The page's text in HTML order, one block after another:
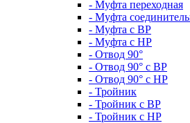
- Муфта переходная
- Муфта
- Муфта с ВР
- Муфта с НР
- Отвод 90°
- Отвод 90° с ВР
- Отвод 90° с НР
- Тройник
- Тройник с ВР
- Тройник с НР